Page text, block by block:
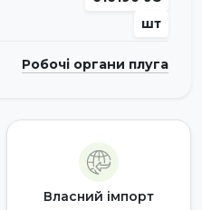
шт
Робочі органи плуга
Власний імпорт